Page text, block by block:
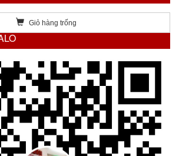
Giỏ hàng trống